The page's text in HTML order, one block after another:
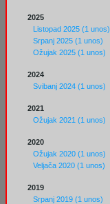
2025
Listopad 2025 (1 unos)
Srpanj 2025 (1 unos)
Ožujak 2025 (1 unos)
2024
Svibanj 2024 (1 unos)
2021
Ožujak 2021 (1 unos)
2020
Ožujak 2020 (1 unos)
Veljača 2020 (1 unos)
2019
Srpanj 2019 (1 unos)